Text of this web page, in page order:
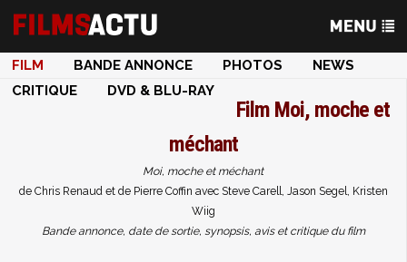
FILM BANDE ANNONCE PHOTOS
NEWS
CRITIQUE
DVD & BLU-RAY
Film Moi, moche et
méchant
Moi, moche et méchant
de Chris Renaud et de Pierre Coffin avec Steve Carell, Jason Segel, Kristen
Wiig
Bande annonce, date de sortie, synopsis, avis et critique du film